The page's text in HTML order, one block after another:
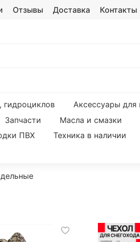
Отзывы Доставка Контакты
гидроциклов Аксессуары для
Запчасти Масла и смазки
ПВХ Техника в наличии